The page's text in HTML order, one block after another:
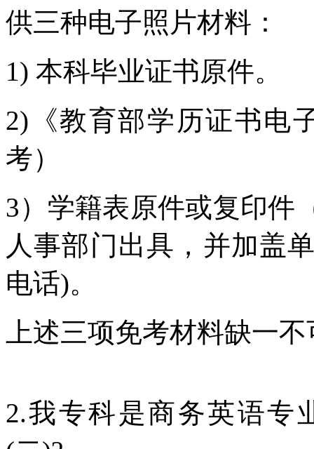
供三种电子照片材料：
1) 本科毕业证书原件。
2)《教育部学历证书电
考）
3）学籍表原件或复印件
人事部门出具，并加盖
电话)。
上述三项免考材料缺一
2.我专科是商务英语专